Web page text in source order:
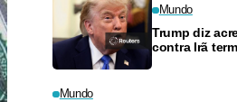
Mundo
Trump diz
contra Irã
Mundo